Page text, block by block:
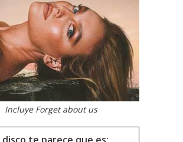
Incluye Forget about us